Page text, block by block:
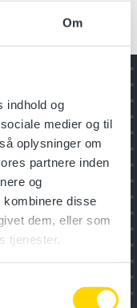
Om
indhold og
medier og til
oplysninger om
partnere inden
og
kombinere disse
dem, eller som
tjenester.
du